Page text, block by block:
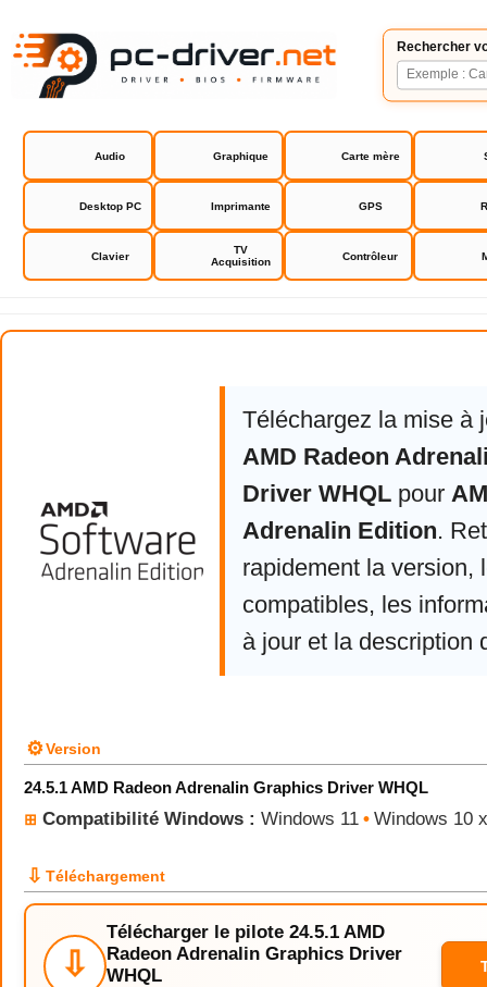
Rechercher
Audio Graphique Carte mère
Desktop PC Imprimante GPS
Clavier
TV
Acquisition
Contrôleur
AMD Software Adrenalin Edition
Téléchargez la mise à
AMD Radeon
Driver WHQL pour
Adrenalin Edition.
rapidement la version,
compatibles, les
à jour et la description
⚙Version
24.5.1 AMD Radeon Adrenalin Graphics Driver WHQL
⊞ Compatibilité Windows : Windows 11 • Windows 10
⇩ Téléchargement
⇩
Télécharger le pilote 24.5.1 AMD
Radeon Adrenalin Graphics Driver
WHQL